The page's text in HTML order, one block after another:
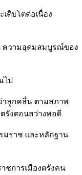
ติบโตต่อเนื่อง
ความอุดมสมบูรณ์ของ
ไป
าลูกคลื่น ตามสภาพ
รังตอนสว่างพอดี
มราช และหลักฐาน
ชการเมืองตรังคน